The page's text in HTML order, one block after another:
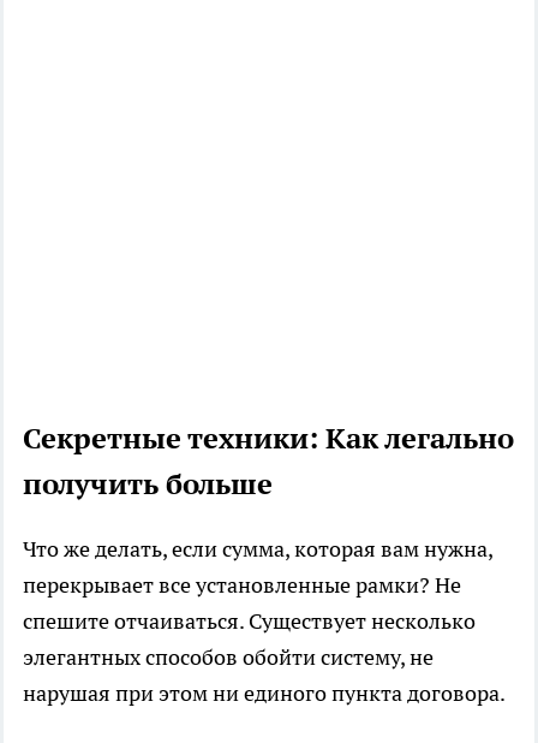
Секретные техники: Как легально
получить больше
Что же делать, если сумма, которая вам нужна,
перекрывает все установленные рамки? Не
спешите отчаиваться. Существует несколько
элегантных способов обойти систему, не
нарушая при этом ни единого пункта договора.